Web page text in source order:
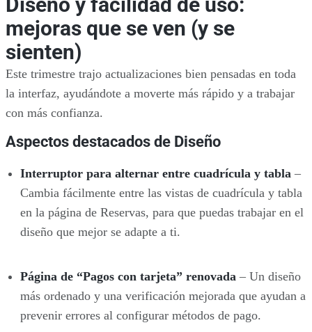
Diseño y facilidad de uso:
mejoras que se ven (y se
sienten)
Este trimestre trajo actualizaciones bien pensadas en toda
la interfaz, ayudándote a moverte más rápido y a trabajar
con más confianza.
Aspectos destacados de Diseño
Interruptor para alternar entre cuadrícula y tabla –
Cambia fácilmente entre las vistas de cuadrícula y tabla
en la página de Reservas, para que puedas trabajar en el
diseño que mejor se adapte a ti.
Página de “Pagos con tarjeta”renovada – Un diseño
más ordenado y una verificación mejorada que ayudan a
prevenir errores al configurar métodos de pago.